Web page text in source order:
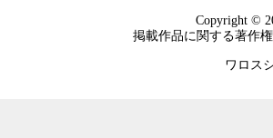
Copyright ©
掲載作品に関する著作
ワロス